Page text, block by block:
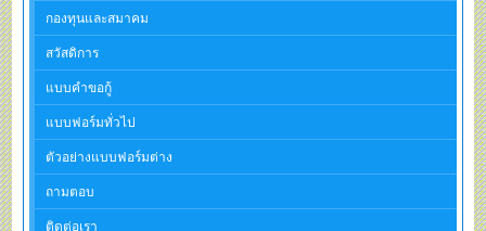
กองทุนและสมาคม
สวัสดิการ
แบบคำขอกู้
แบบฟอร์มทั่วไป
ตัวอย่างแบบฟอร์มต่าง
ถามตอบ
ติดต่อเรา